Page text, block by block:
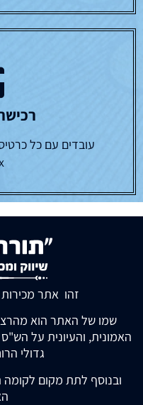
זהו אתר
שמו של האתר הוא
האמונית, והעיונית על
גדולי
ובנוסף לתת מקום